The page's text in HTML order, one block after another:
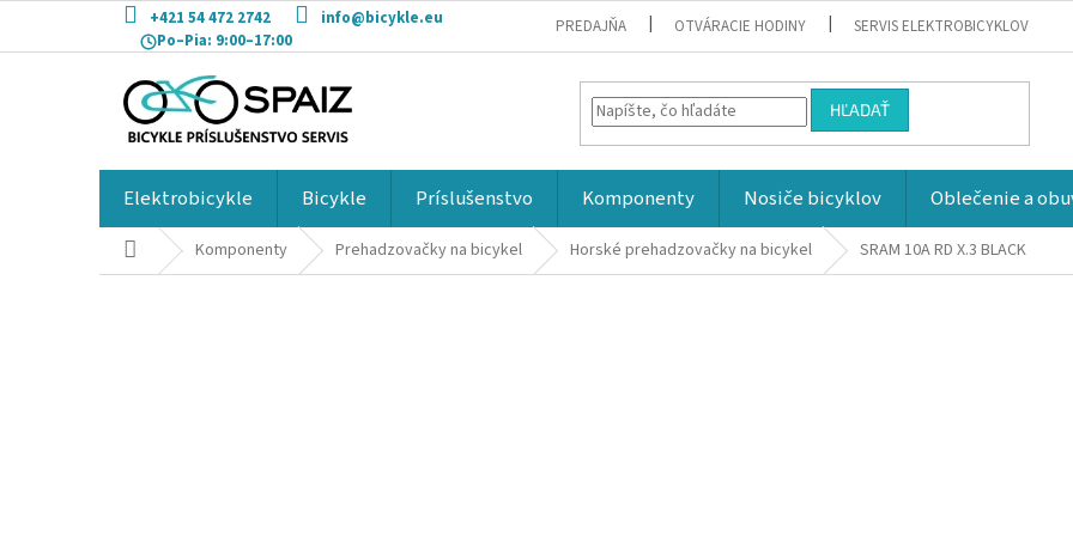
obsah
+421 54 472 2742
info@bicykle.eu
Po–Pia: 9:00–17:00
PREDAJŇA OTVÁRACIE HODINY SERVIS ELEKTROBICYKLOV
HĽADAŤ
Elektrobicykle Bicykle Príslušenstvo Komponenty Nosiče bicyklov Oblečenie a
DomovKomponenty Prehadzovačky na bicykel Horské prehadzovačky na bicykel SRAM 10A RD X.3 BLACK